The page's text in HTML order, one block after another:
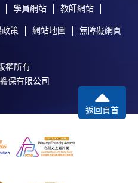
學員網站 教師網站
政策 網站地圖 無障礙網頁
權所有
保有限公司
返回頁首